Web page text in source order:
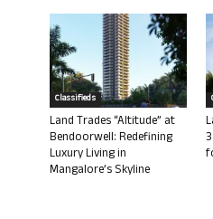
Classifieds
Land Trades “Altitude” at
Bendoorwell: Redefining
Luxury Living in
Mangalore’s Skyline